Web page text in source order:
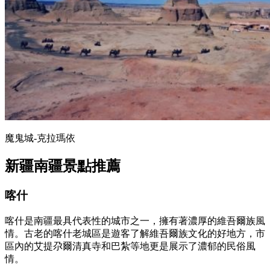
魔鬼城-克拉瑪依
新疆南疆景點推薦
喀什
喀什是南疆最具代表性的城市之一，擁有著濃厚的維吾爾族風
情。古老的喀什老城區是遊客了解維吾爾族文化的好地方，市
區內的艾提尕爾清真寺和巴紮等地更是展示了濃郁的民俗風
情。